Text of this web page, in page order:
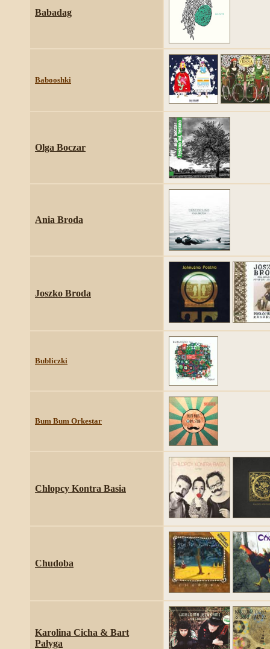
Babadag
Babooshki
Olga Boczar
Ania Broda
Joszko Broda
Bubliczki
Bum Bum Orkestar
Chłopcy Kontra Basia
Chudoba
Karolina Cicha & Bart
Pałyga